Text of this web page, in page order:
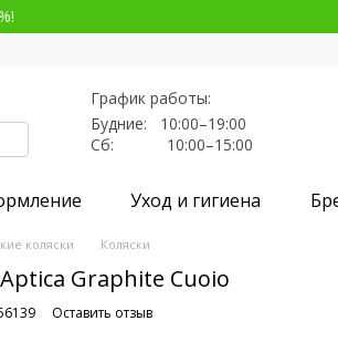
График работы:
Будние: 10:00–19:00
Сб: 10:00–15:00
Уход и гигиена
коляски Коляски
Graphite Cuoio
Оставить отзыв